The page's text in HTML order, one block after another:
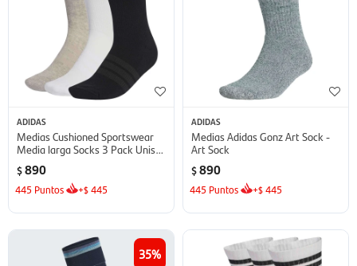
ADIDAS
Medias Cushioned Sportswear
Media larga Socks 3 Pack Unisex
$890
445 Puntos +$445
ADIDAS
Medias Adidas Gonz Art Sock -
Art Sock
$890
445 Puntos +$445
35